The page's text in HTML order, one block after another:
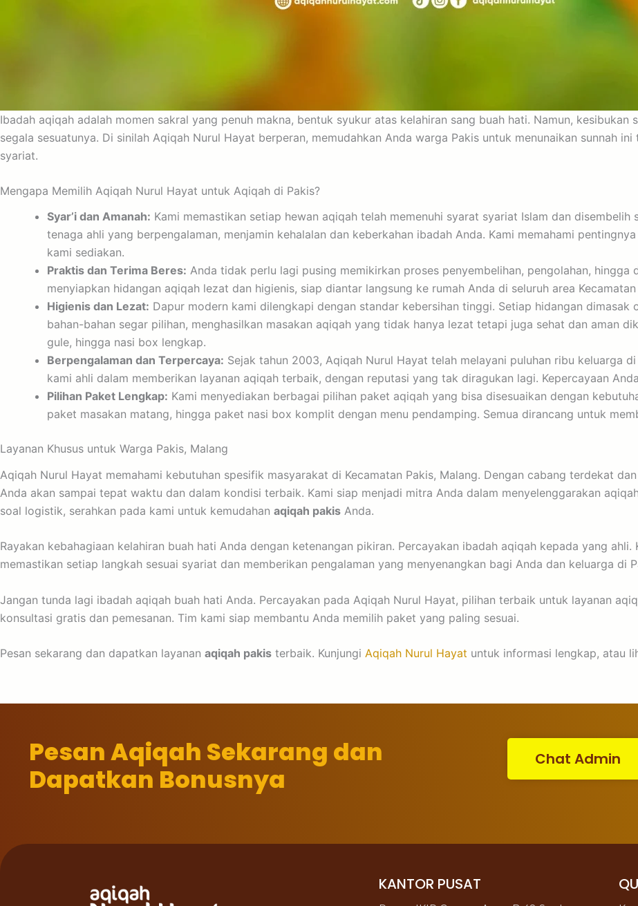
Ibadah aqiqah adalah momen sakral yang penuh makna, bentuk syukur atas kelahiran sang buah hati. Namun,
segala sesuatunya. Di sinilah Aqiqah Nurul Hayat berperan, memudahkan Anda warga Pakis untuk menunaikan sunnah
syariat.
Mengapa Memilih Aqiqah Nurul Hayat untuk Aqiqah di Pakis?
Syar’i dan Amanah: Kami memastikan setiap hewan aqiqah telah memenuhi syarat syariat Islam dan
tenaga ahli yang berpengalaman, menjamin kehalalan dan keberkahan ibadah Anda. Kami memahami
kami sediakan.
Praktis dan Terima Beres: Anda tidak perlu lagi pusing memikirkan proses penyembelihan, pengolahan, hingga
menyiapkan hidangan aqiqah lezat dan higienis, siap diantar langsung ke rumah Anda di seluruh area
Higienis dan Lezat: Dapur modern kami dilengkapi dengan standar kebersihan tinggi. Setiap hidangan
bahan-bahan segar pilihan, menghasilkan masakan aqiqah yang tidak hanya lezat tetapi juga sehat dan aman
gule, hingga nasi box lengkap.
Berpengalaman dan Terpercaya: Sejak tahun 2003, Aqiqah Nurul Hayat telah melayani puluhan ribu keluarga
kami ahli dalam memberikan layanan aqiqah terbaik, dengan reputasi yang tak diragukan lagi. Kepercayaan
Pilihan Paket Lengkap: Kami menyediakan berbagai pilihan paket aqiqah yang bisa disesuaikan dengan
paket masakan matang, hingga paket nasi box komplit dengan menu pendamping. Semua dirancang untuk
Layanan Khusus untuk Warga Pakis, Malang
Aqiqah Nurul Hayat memahami kebutuhan spesifik masyarakat di Kecamatan Pakis, Malang. Dengan cabang terdekat
Anda akan sampai tepat waktu dan dalam kondisi terbaik. Kami siap menjadi mitra Anda dalam menyelenggarakan
soal logistik, serahkan pada kami untuk kemudahan aqiqah pakis Anda.
Rayakan kebahagiaan kelahiran buah hati Anda dengan ketenangan pikiran. Percayakan ibadah aqiqah kepada yang
memastikan setiap langkah sesuai syariat dan memberikan pengalaman yang menyenangkan bagi Anda dan keluarga di
Jangan tunda lagi ibadah aqiqah buah hati Anda. Percayakan pada Aqiqah Nurul Hayat, pilihan terbaik untuk layanan
konsultasi gratis dan pemesanan. Tim kami siap membantu Anda memilih paket yang paling sesuai.
Pesan sekarang dan dapatkan layanan aqiqah pakis terbaik. Kunjungi Aqiqah Nurul Hayat untuk informasi lengkap, atau
Pesan Aqiqah Sekarang dan
Dapatkan Bonusnya
Chat Admin
KANTOR PUSAT